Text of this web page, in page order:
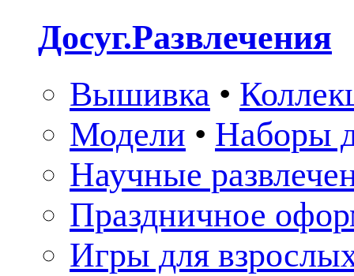
Досуг.Развлечения
Вышивка •
Модели • Наборы
Научные
Праздничное
Игры для